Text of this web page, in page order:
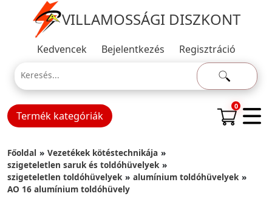
VILLAMOSSÁGI DISZKONT
Kedvencek Bejelentkezés Regisztráció
Termék kategóriák
0
Főoldal
Vezetékek kötéstechnikája
szigeteletlen saruk és toldóhüvelyek
szigeteletlen toldóhüvelyek
alumínium toldóhüvelyek
AO 16 alumínium toldóhüvely